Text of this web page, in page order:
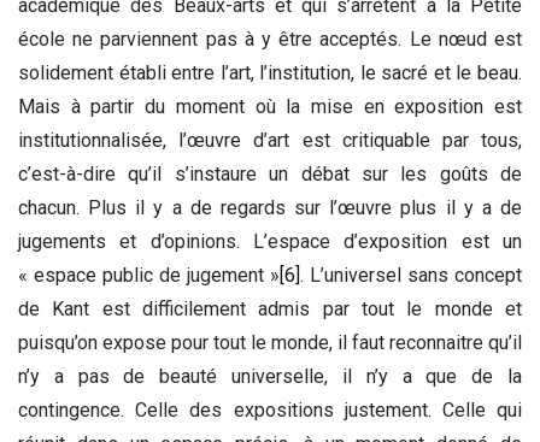
académique des Beaux-arts et qui s’arrêtent à la Petite
école ne parviennent pas à y être acceptés. Le nœud est
solidement établi entre l’art, l’institution, le sacré et le beau.
Mais à partir du moment où la mise en exposition est
institutionnalisée, l’œuvre d’art est critiquable par tous,
c’est-à-dire qu’il s’instaure un débat sur les goûts de
chacun. Plus il y a de regards sur l’œuvre plus il y a de
jugements et d’opinions. L’espace d’exposition est un
« espace public de jugement » [6] . L’universel sans concept
de Kant est difficilement admis par tout le monde et
puisqu’on expose pour tout le monde, il faut reconnaitre qu’il
n’y a pas de beauté universelle, il n’y a que de la
contingence. Celle des expositions justement. Celle qui